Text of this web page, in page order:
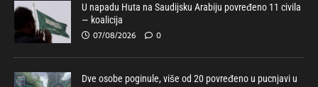
U napadu Huta na Saudijsku Arabiju povređeno 11 civila
— koalicija
07/08/2026 0
Dve osobe poginule, više od 20 povređeno u pucnjavi u